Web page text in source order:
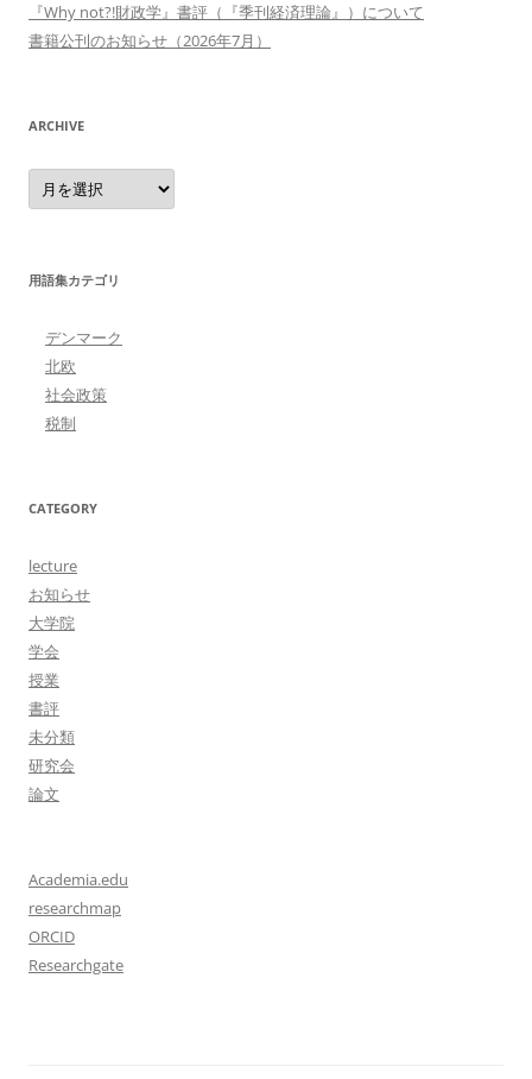
『Why not?!財政学』書評（『季刊経済理論』）について
書籍公刊のお知らせ（2026年7月）
ARCHIVE
Archive
用語集カテゴリ
デンマーク
北欧
社会政策
税制
CATEGORY
lecture
お知らせ
大学院
学会
授業
書評
未分類
研究会
論文
Academia.edu
researchmap
ORCID
Researchgate